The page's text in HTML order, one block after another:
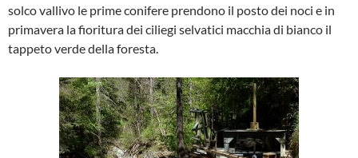
solco vallivo le prime conifere prendono il posto dei noci e in
primavera la fioritura dei ciliegi selvatici macchia di bianco il
tappeto verde della foresta.